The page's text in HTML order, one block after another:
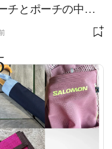
チとポーチの中身
初公開！ 本当に使え